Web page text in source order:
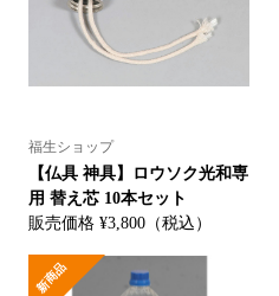
福生ショップ
【仏具 神具】ロウソク光和専
用 替え芯 10本セット
販売価格 ¥3,800（税込）
新商品